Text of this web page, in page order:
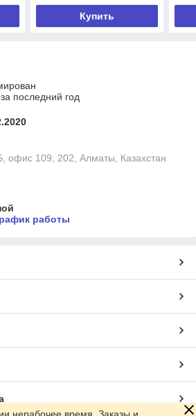
Купить
последний год
офис 109, 202, Алматы, Казахстан
работы